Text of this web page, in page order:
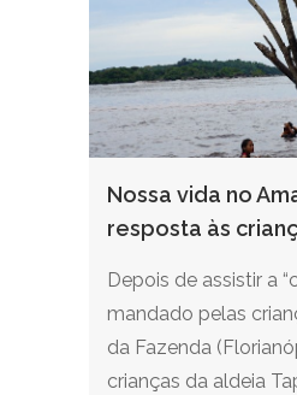
Nossa vida no
resposta às
Depois de assistir a
mandado pelas
da Fazenda
crianças da aldeia